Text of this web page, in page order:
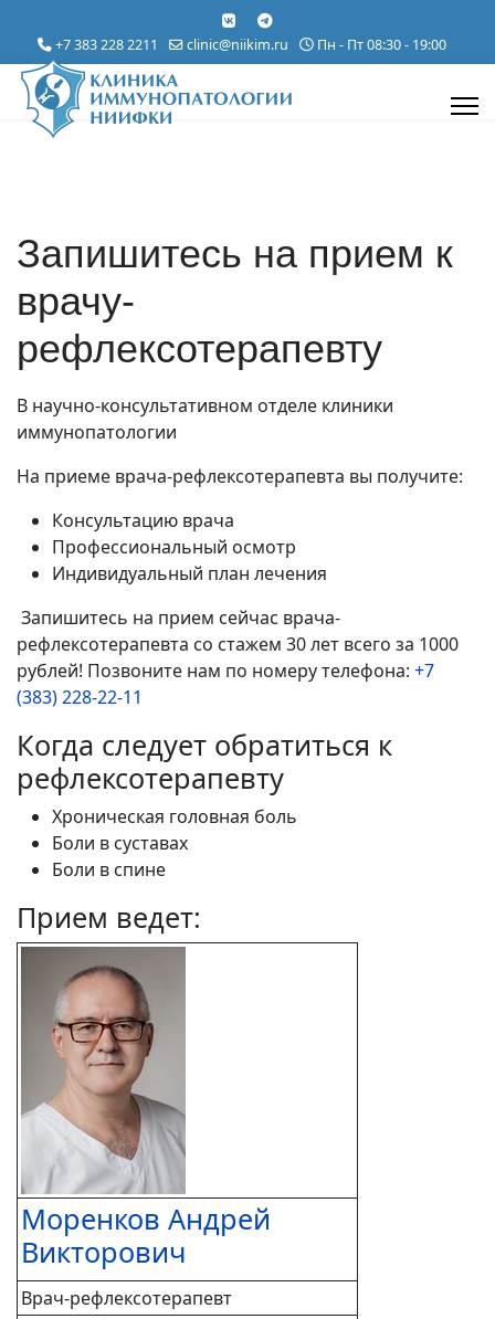
+7 383 228 2211 clinic@niikim.ru Пн - Пт 08:30 - 19:00
Запишитесь на прием к
врачу-
рефлексотерапевту
В научно-консультативном отделе клиники
иммунопатологии
На приеме врача-рефлексотерапевта вы получите:
Консультацию врача
Профессиональный осмотр
Индивидуальный план лечения
Запишитесь на прием сейчас врача-
рефлексотерапевта со стажем 30 лет всего за 1000
рублей! Позвоните нам по номеру телефона: +7
(383) 228-22-11
Когда следует обратиться к
рефлексотерапевту
Хроническая головная боль
Боли в суставах
Боли в спине
Прием ведет:
Моренков Андрей
Викторович
Врач-рефлексотерапевт